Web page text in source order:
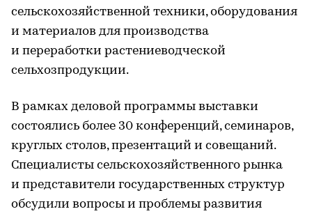
сельскохозяйственной техники, оборудования
и материалов для производства
и переработки растениеводческой
сельхозпродукции.
В рамках деловой программы выставки
состоялись более 30 конференций, семинаров,
круглых столов, презентаций и совещаний.
Специалисты сельскохозяйственного рынка
и представители государственных структур
обсудили вопросы и проблемы развития